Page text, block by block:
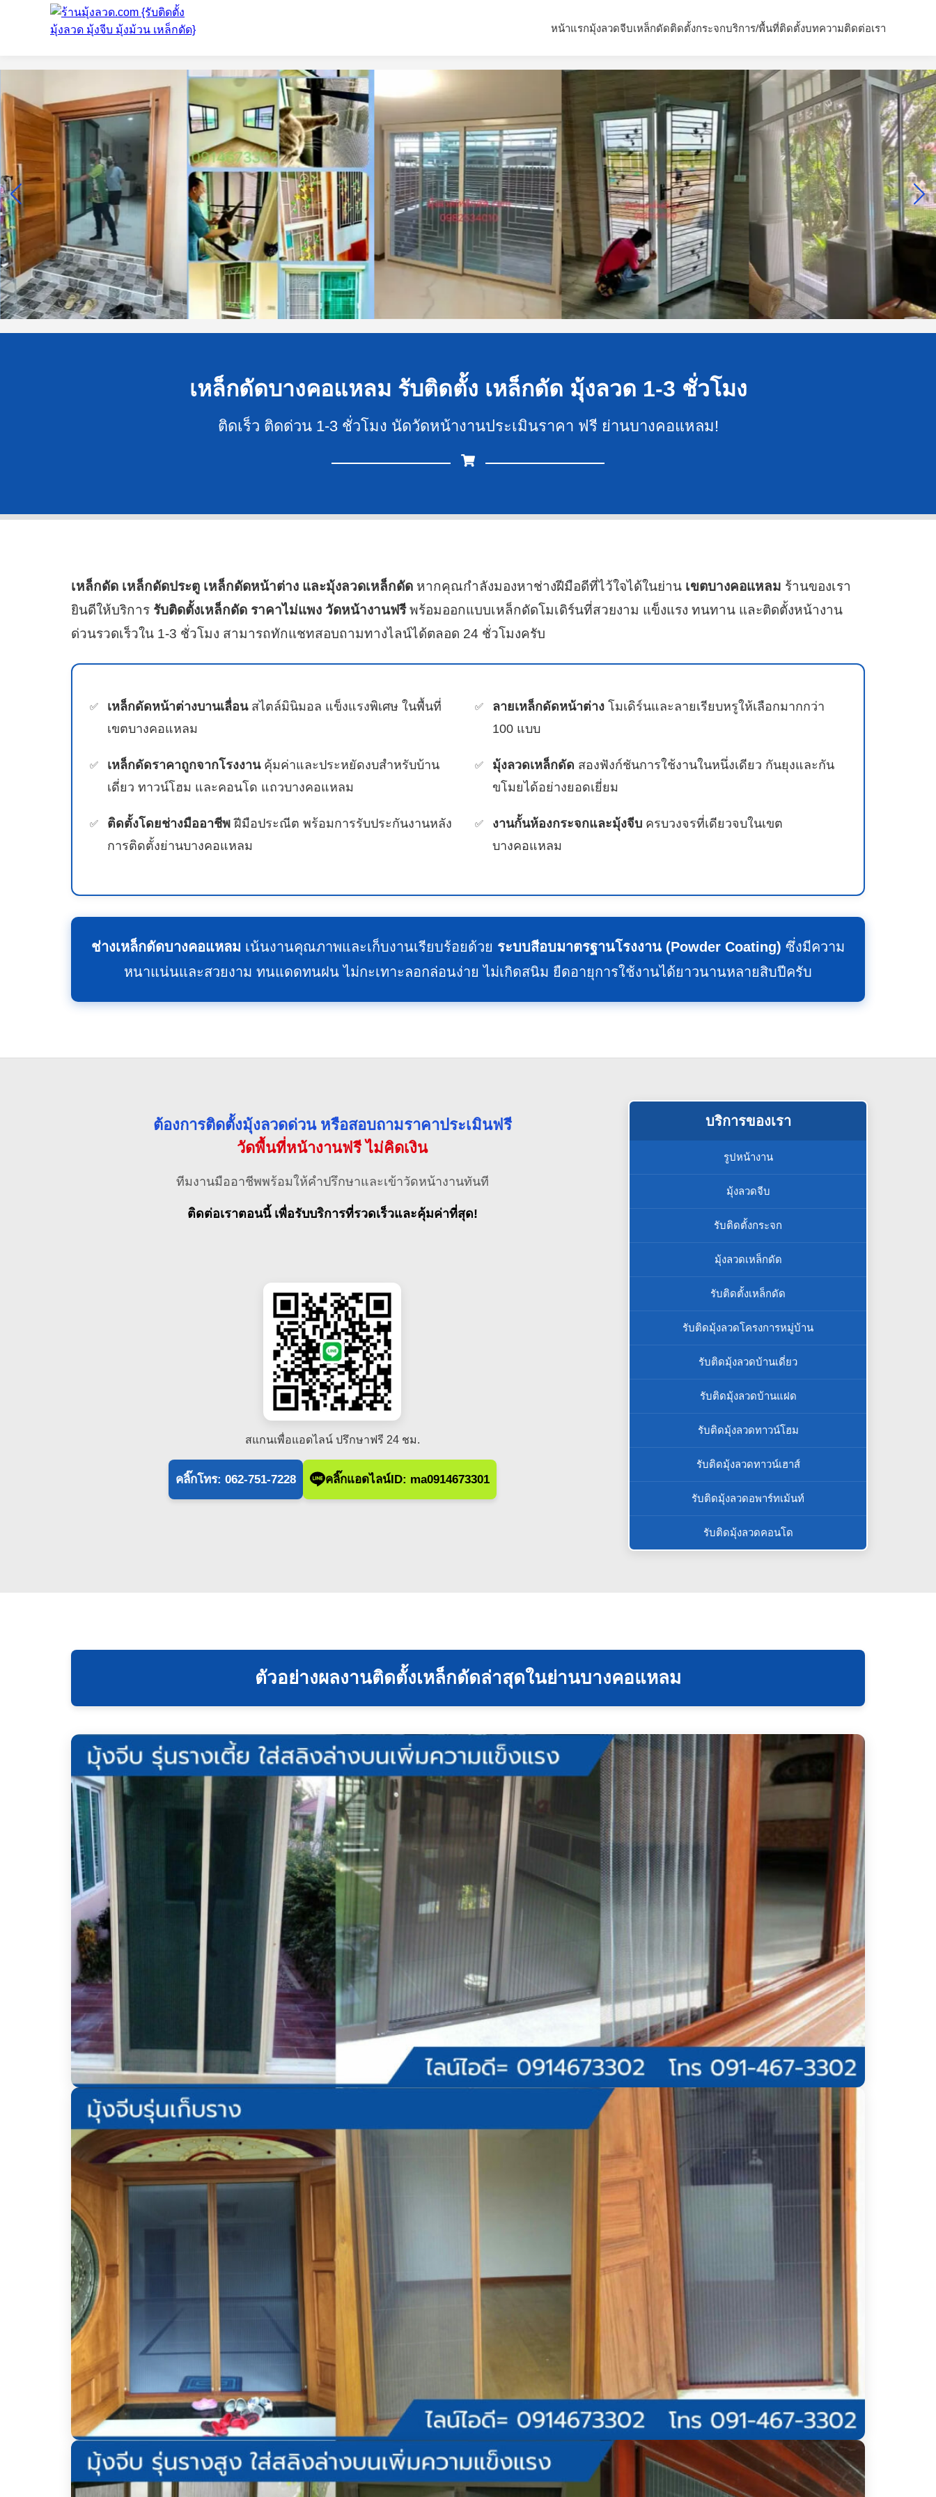
หน้าแรกมุ้งลวดจีบเหล็กดัดติดตั้งกระจกบริการ/พื้นที่ติดตั้งบทความติดต่อเรา
เหล็กดัดบางคอแหลม รับติดตั้ง เหล็กดัด มุ้งลวด 1-3 ชั่วโมง
ติดเร็ว ติดด่วน 1-3 ชั่วโมง นัดวัดหน้างานประเมินราคา ฟรี ย่านบางคอแหลม!
เหล็กดัด เหล็กดัดประตู เหล็กดัดหน้าต่าง และมุ้งลวดเหล็กดัด หากคุณกำลังมองหาช่างฝีมือดีที่ไว้ใจได้ในย่าน เขตบางคอแหลม ร้านของเรา
ยินดีให้บริการ รับติดตั้งเหล็กดัด ราคาไม่แพง วัดหน้างานฟรีพร้อมออกแบบเหล็กดัดโมเดิร์นที่สวยงาม แข็งแรง ทนทาน และติดตั้งหน้างาน
ด่วนรวดเร็วใน 1-3 ชั่วโมง สามารถทักแชทสอบถามทางไลน์ได้ตลอด 24 ชั่วโมงครับ
เหล็กดัดหน้าต่างบานเลื่อนสไตล์มินิมอล แข็งแรงพิเศษ ในพื้นที่
เขตบางคอแหลม
ลายเหล็กดัดหน้าต่าง โมเดิร์นและลายเรียบหรูให้เลือกมากกว่า
100 แบบ
เหล็กดัดราคาถูกจากโรงงานคุ้มค่าและประหยัดงบสำหรับบ้าน
เดี่ยว ทาวน์โฮม และคอนโด แถวบางคอแหลม
มุ้งลวดเหล็กดัด สองฟังก์ชันการใช้งานในหนึ่งเดียว กันยุงและกัน
ขโมยได้อย่างยอดเยี่ยม
ติดตั้งโดยช่างมืออาชีพ ฝีมือประณีต พร้อมการรับประกันงานหลัง
การติดตั้งย่านบางคอแหลม
งานกั้นห้องกระจกและมุ้งจีบ ครบวงจรที่เดียวจบในเขต
บางคอแหลม
ช่างเหล็กดัดบางคอแหลม เน้นงานคุณภาพและเก็บงานเรียบร้อยด้วย ระบบสีอบมาตรฐานโรงงาน (Powder Coating) ซึ่งมีความ
หนาแน่นและสวยงาม ทนแดดทนฝน ไม่กะเทาะลอกล่อนง่าย ไม่เกิดสนิม ยืดอายุการใช้งานได้ยาวนานหลายสิบปีครับ
ต้องการติดตั้งมุ้งลวดด่วน หรือสอบถามราคาประเมินฟรี
วัดพื้นที่หน้างานฟรี ไม่คิดเงิน
ทีมงานมืออาชีพพร้อมให้คำปรึกษาและเข้าวัดหน้างานทันที
ติดต่อเราตอนนี้ เพื่อรับบริการที่รวดเร็วและคุ้มค่าที่สุด!
สแกนเพื่อแอดไลน์ ปรึกษาฟรี 24 ชม.
คลิ๊กโทร: 062-751-7228 คลิ๊กแอดไลน์ID: ma0914673301
บริการของเรา
รูปหน้างาน
มุ้งลวดจีบ
รับติดตั้งกระจก
มุ้งลวดเหล็กดัด
รับติดตั้งเหล็กดัด
รับติดมุ้งลวดโครงการหมู่บ้าน
รับติดมุ้งลวดบ้านเดี่ยว
รับติดมุ้งลวดบ้านแฝด
รับติดมุ้งลวดทาวน์โฮม
รับติดมุ้งลวดทาวน์เฮาส์
รับติดมุ้งลวดอพาร์ทเม้นท์
รับติดมุ้งลวดคอนโด
ตัวอย่างผลงานติดตั้งเหล็กดัดล่าสุดในย่านบางคอแหลม